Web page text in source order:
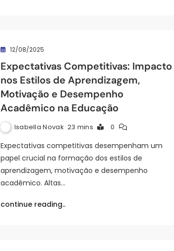
12/08/2025
Expectativas Competitivas: Impacto
nos Estilos de Aprendizagem,
Motivação e Desempenho
Acadêmico na Educação
Isabella Novak 23 mins 0
Expectativas competitivas desempenham um
papel crucial na formação dos estilos de
aprendizagem, motivação e desempenho
acadêmico. Altas…
continue reading..